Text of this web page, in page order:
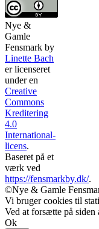
Nye &
Gamle
Fensmark by
Linette Bach
er licenseret
under en
Creative
Commons
Kreditering
4.0
International-
licens.
Baseret på et
værk ved
https://fensmarkby.dk/.
©Nye & Gamle
Vi bruger cookies til
Ved at forsætte på siden
Ok